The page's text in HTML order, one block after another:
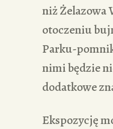
niż Żelazowa
otoczeniu
Parku-
nimi będzie
dodatkowe
Ekspozycję